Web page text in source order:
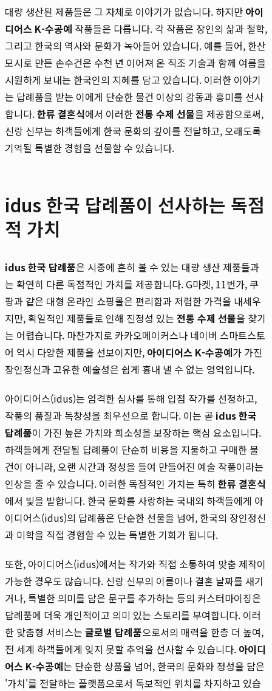
대량 생산된 제품들은 그 자체로 이야기가 없습니다. 하지만 아이
디어스 K-수공예 작품들은 다릅니다. 각 작품은 장인의 삶과 철학,
그리고 한국의 역사와 문화가 녹아들어 있습니다. 예를 들어, 한산
모시로 만든 손수건은 수천 년 이어져 온 직조 기술과 함께 여름을
시원하게 보내는 한국인의 지혜를 담고 있습니다. 이러한 이야기
는 답례품을 받는 이에게 단순한 물건 이상의 감동과 흥미를 선사
합니다.한류 결혼식에서 이러한전통 수제 선물을 제공함으로써,
신랑 신부는 하객들에게 한국 문화의 깊이를 전달하고, 오래도록
기억될 특별한 경험을 선물할 수 있습니다.
idus 한국 답례품이 선사하는 독점
적 가치
idus 한국 답례품은 시중에 흔히 볼 수 있는 대량 생산 제품들과
는 확연히 다른 독점적인 가치를 제공합니다. G마켓, 11번가, 쿠
팡과 같은 대형 온라인 쇼핑몰은 편리함과 저렴한 가격을 내세우
지만, 획일적인 제품들로 인해 진정성 있는 전통 수제 선물을 찾기
는 어렵습니다. 마찬가지로 카카오메이커스나 네이버 스마트스토
어 역시 다양한 제품을 선보이지만, 아이디어스 K-수공예가 가진
장인정신과 고유한 예술성은 쉽게 흉내 낼 수 없는 영역입니다.
아이디어스(idus)는 엄격한 심사를 통해 입점 작가를 선정하고,
작품의 품질과 독창성을 최우선으로 합니다. 이는 곧 idus 한국
답례품이 가진 높은 가치와 희소성을 보장하는 핵심 요소입니다.
하객들에게 전달될 답례품이 단순히 비용을 지불하고 구매한 물
건이 아니라, 오랜 시간과 정성을 들여 만들어진 예술 작품이라는
인상을 줄 수 있습니다. 이러한 독점적인 가치는 특히 한류 결혼식
에서 빛을 발합니다. 한국 문화를 사랑하는 국내외 하객들에게 아
이디어스(idus)의 답례품은 단순한 선물을 넘어, 한국의 장인정신
과 미학을 직접 경험할 수 있는 특별한 기회가 됩니다.
또한, 아이디어스(idus)에서는 작가와 직접 소통하여 맞춤 제작이
가능한 경우도 많습니다. 신랑 신부의 이름이나 결혼 날짜를 새기
거나, 특별한 의미를 담은 문구를 추가하는 등의 커스터마이징은
답례품에 더욱 개인적이고 의미 있는 스토리를 부여합니다. 이러
한 맞춤형 서비스는 글로벌 답례품으로서의 매력을 한층 더 높여,
전 세계 하객들에게 잊지 못할 추억을 선사할 수 있습니다. 아이디
어스 K-수공예는 단순한 상품을 넘어, 한국의 문화와 정성을 담은
'가치'를 전달하는 플랫폼으로서 독보적인 위치를 차지하고 있습